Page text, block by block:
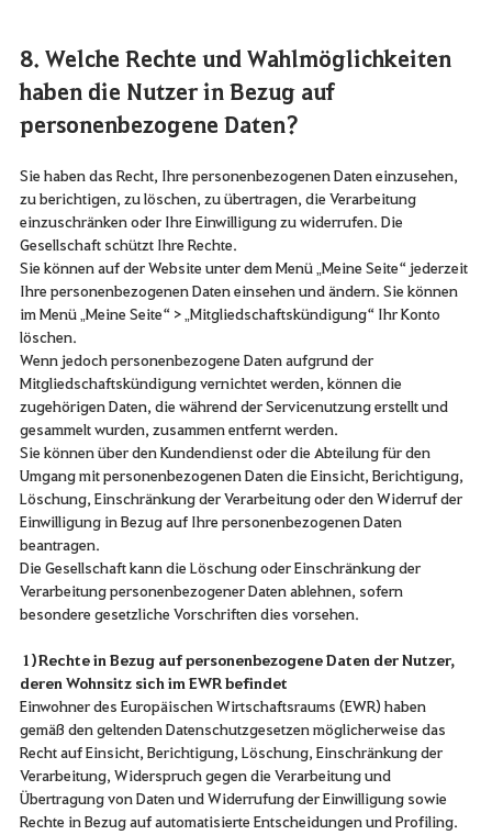
8. Welche Rechte und Wahlmöglichkeiten
haben die Nutzer in Bezug auf
personenbezogene Daten?
Sie haben das Recht, Ihre personenbezogenen Daten einzusehen,
zu berichtigen, zu löschen, zu übertragen, die Verarbeitung
einzuschränken oder Ihre Einwilligung zu widerrufen. Die
Gesellschaft schützt Ihre Rechte.
Sie können auf der Website unter dem Menü „Meine Seite“ jederzeit
Ihre personenbezogenen Daten einsehen und ändern. Sie können
im Menü „Meine Seite“ > „Mitgliedschaftskündigung“ Ihr Konto
löschen.
Wenn jedoch personenbezogene Daten aufgrund der
Mitgliedschaftskündigung vernichtet werden, können die
zugehörigen Daten, die während der Servicenutzung erstellt und
gesammelt wurden, zusammen entfernt werden.
Sie können über den Kundendienst oder die Abteilung für den
Umgang mit personenbezogenen Daten die Einsicht, Berichtigung,
Löschung, Einschränkung der Verarbeitung oder den Widerruf der
Einwilligung in Bezug auf Ihre personenbezogenen Daten
beantragen.
Die Gesellschaft kann die Löschung oder Einschränkung der
Verarbeitung personenbezogener Daten ablehnen, sofern
besondere gesetzliche Vorschriften dies vorsehen.
1) Rechte in Bezug auf personenbezogene Daten der Nutzer,
deren Wohnsitz sich im EWR befindet
Einwohner des Europäischen Wirtschaftsraums (EWR) haben
gemäß den geltenden Datenschutzgesetzen möglicherweise das
Recht auf Einsicht, Berichtigung, Löschung, Einschränkung der
Verarbeitung, Widerspruch gegen die Verarbeitung und
Übertragung von Daten und Widerrufung der Einwilligung sowie
Rechte in Bezug auf automatisierte Entscheidungen und Profiling.